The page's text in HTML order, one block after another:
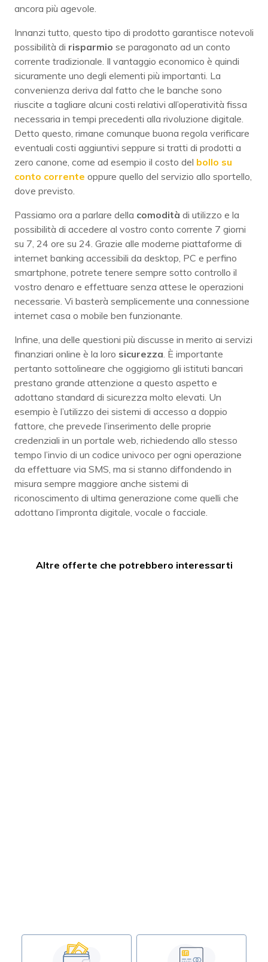
ancora più agevole.
Innanzi tutto, questo tipo di prodotto garantisce notevoli
possibilità di risparmio se paragonato ad un conto
corrente tradizionale. Il vantaggio economico è quindi
sicuramente uno degli elementi più importanti. La
convenienza deriva dal fatto che le banche sono
riuscite a tagliare alcuni costi relativi all’operatività fissa
necessaria in tempi precedenti alla rivoluzione digitale.
Detto questo, rimane comunque buona regola verificare
eventuali costi aggiuntivi seppure si tratti di prodotti a
zero canone, come ad esempio il costo del bollo su
conto corrente oppure quello del servizio allo sportello,
dove previsto.
Passiamo ora a parlare della comodità di utilizzo e la
possibilità di accedere al vostro conto corrente 7 giorni
su 7, 24 ore su 24. Grazie alle moderne piattaforme di
internet banking accessibili da desktop, PC e perfino
smartphone, potrete tenere sempre sotto controllo il
vostro denaro e effettuare senza attese le operazioni
necessarie. Vi basterà semplicemente una connessione
internet casa o mobile ben funzionante.
Infine, una delle questioni più discusse in merito ai servizi
finanziari online è la loro sicurezza . È importante
pertanto sottolineare che oggigiorno gli istituti bancari
prestano grande attenzione a questo aspetto e
adottano standard di sicurezza molto elevati. Un
esempio è l’utilizzo dei sistemi di accesso a doppio
fattore, che prevede l’inserimento delle proprie
credenziali in un portale web, richiedendo allo stesso
tempo l’invio di un codice univoco per ogni operazione
da effettuare via SMS, ma si stanno diffondendo in
misura sempre maggiore anche sistemi di
riconoscimento di ultima generazione come quelli che
adottano l’impronta digitale, vocale o facciale.
Altre offerte che potrebbero interessarti